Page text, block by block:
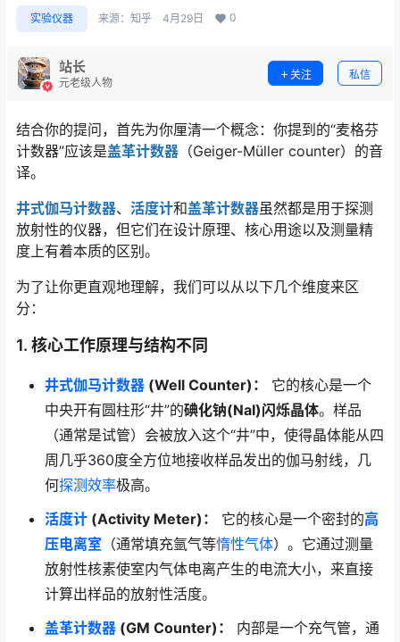
实验仪器 来源： 知乎 4月29日 0
站长
元老级人物
关注 私信
结合你的提问，首先为你厘清一个概念：你提到的“麦格芬
计数器”应该是盖革计数器 （Geiger-Müller counter）的音
译。
井式伽马计数器、 活度计和盖革计数器虽然都是用于探测
放射性的仪器，但它们在设计原理、核心用途以及测量精
度上有着本质的区别。
为了让你更直观地理解，我们可以从以下几个维度来区
分：
1. 核心工作原理与结构不同
井式伽马计数器 (Well Counter)：
它的核心是一个
中央开有圆柱形“井”的碘化钠(NaI)闪烁晶体。样品
（通常是试管）会被放入这个“井”中，使得晶体能从四
周几乎360度全方位地接收样品发出的伽马射线，几
何探测效率极高。
活度计 (Activity Meter)： 它的核心是一个密封的高
压电离室 （通常填充氩气等惰性气体）。它通过测量
放射性核素使室内气体电离产生的电流大小，来直接
计算出样品的放射性活度。
盖革计数器 (GM Counter)：
内部是一个充气管，通